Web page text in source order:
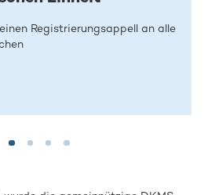
Registrierungsappell an alle